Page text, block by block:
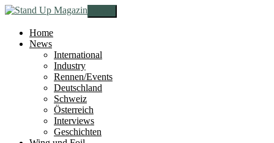
Zur
springen
Zum
springenHome
News
International
Industry
Rennen/Events
Deutschland
Schweiz
Österreich
Interviews
Geschichten